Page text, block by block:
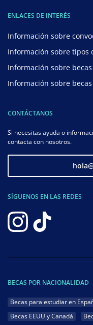
ENLACES DE INTERÉS
Información sobre
Información sobre tipos
Información sobre
Información sobre
CONTÁCTANOS
Si necesitas ayuda o
contacta con nosotros.
SÍGUENOS EN LAS REDES
BECAS POR NACIONALIDAD
Becas para estudiar en
Becas EEUU y Canadá